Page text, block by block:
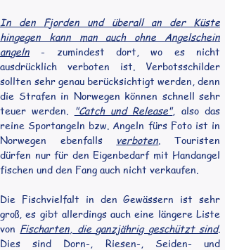
In den Fjorden und überall an der Küste
hingegen kann man auch ohne Angelschein
angeln - zumindest dort, wo es nicht
ausdrücklich verboten ist. Verbotsschilder
sollten sehr genau berücksichtigt werden, denn
die Strafen in Norwegen können schnell sehr
teuer werden. "Catch und Release", also das
reine Sportangeln bzw. Angeln fürs Foto ist in
Norwegen ebenfalls verboten. Touristen
dürfen nur für den Eigenbedarf mit Handangel
fischen und den Fang auch nicht verkaufen.
Die Fischvielfalt in den Gewässern ist sehr
groß, es gibt allerdings auch eine längere Liste
von Fischarten, die ganzjährig geschützt sind.
Dies sind Dorn-, Riesen-, Seiden- und